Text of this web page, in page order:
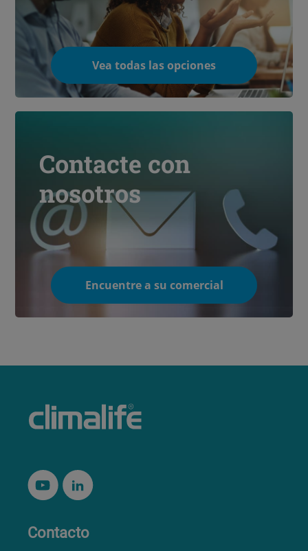
Vea todas las opciones
Contacte con
nosotros
Encuentre a su comercial
Contacto